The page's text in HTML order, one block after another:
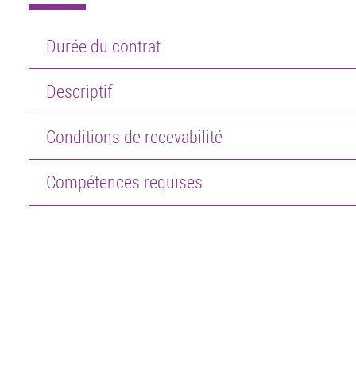
Durée du contrat
Descriptif
Conditions de recevabilité
Compétences requises